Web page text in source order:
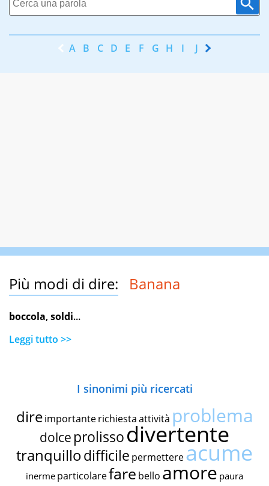
A B C D E F G H I J K
Più modi di dire: Banana
boccola,soldi...
Leggi tutto >>
I sinonimi più ricercati
dire importante richiestaattività problema
dolce prolissodivertente
tranquillodifficile permettereacume
inerme particolarefare bello amore paura